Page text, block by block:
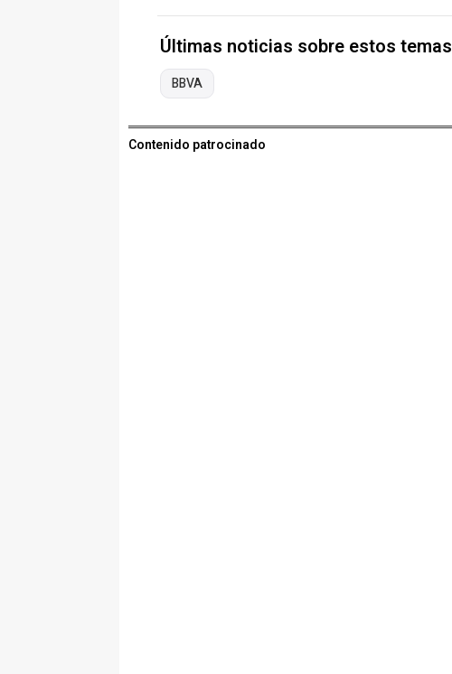
Últimas noticias sobre estos temas
BBVA
Contenido patrocinado